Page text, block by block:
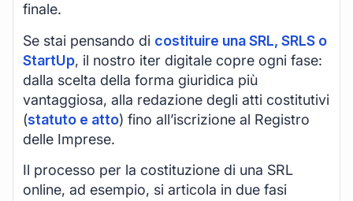
finale.
Se stai pensando di costituire una SRL, SRLS o
StartUp, il nostro iter digitale copre ogni fase:
dalla scelta della forma giuridica più
vantaggiosa, alla redazione degli atti costitutivi
(statuto e atto) fino all’iscrizione al Registro
delle Imprese.
Il processo per la costituzione di una SRL
online, ad esempio, si articola in due fasi